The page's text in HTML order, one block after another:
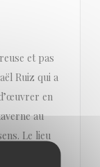
et pas
Ruiz qui a
en
au
Le lieu